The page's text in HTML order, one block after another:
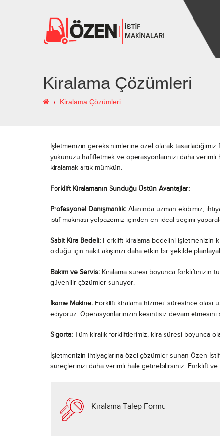
Kiralama Çözümleri
Kiralama Çözümleri
İşletmenizin gereksinimlerine özel olarak
yükünüzü hafifletmek ve operasyonlarınızı daha
kiralamak artık mümkün.
Forklift Kiralamanın Sunduğu Üstün Avantajlar:
Profesyonel Danışmanlık: Alanında uzman ekibimiz,
istif makinası yelpazemiz içinden en ideal seçimi
Sabit Kira Bedeli: Forklift kiralama bedelini işletmenizin
olduğu için nakit akışınızı daha etkin bir şekilde
Bakım ve Servis: Kiralama süresi boyunca forkliftinizin
güvenilir çözümler sunuyor.
İkame Makine: Forklift kiralama hizmeti süresince
ediyoruz. Operasyonlarınızın kesintisiz devam etmesini
Sigorta: Tüm kiralık forkliftlerimiz, kira süresi boyunca
İşletmenizin ihtiyaçlarına özel çözümler sunan Özen
süreçlerinizi daha verimli hale getirebilirsiniz. Forklift ve
Kiralama Talep Formu